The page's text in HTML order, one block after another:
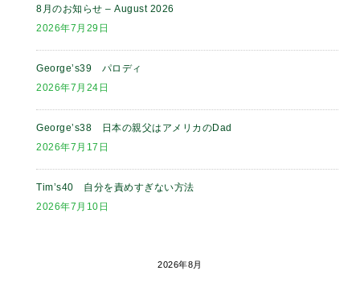
8月のお知らせ – August 2026
2026年7月29日
George’s39 パロディ
2026年7月24日
George’s38 日本の親父はアメリカのDad
2026年7月17日
Tim’s40 自分を責めすぎない方法
2026年7月10日
2026年8月